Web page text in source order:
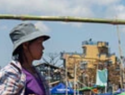
ら
て一直線に並んでいる。写真は
ルワットよりも古い世界遺産と
ぎる軍関係者
視するカンボジアの兵士
ンボジア軍兵士に家族も同行。
トは閉じられ（奥）、その手
だったが、現在その門は閉じら
い僧侶